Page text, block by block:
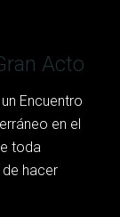
Acto
Encuentro
en el
toda
hacer